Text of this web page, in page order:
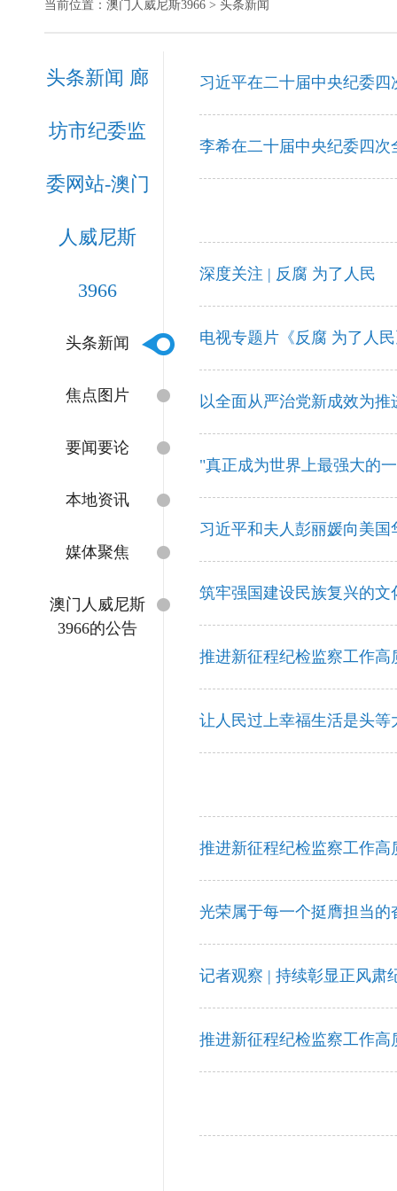
当前位置： 澳门人威尼斯3966 > 头条新闻
头条新闻 廊
坊市纪委监
委网站-澳门
人威尼斯
3966
头条新闻
焦点图片
要闻要论
本地资讯
媒体聚焦
澳门人威尼斯
3966的公告
习近平在二十届中央纪委
李希在二十届中央纪委四次
深度关注 | 反腐 为了人民
电视专题片《反腐 为了人
以全面从严治党新成效为
"真正成为世界上最强大的
习近平和夫人彭丽媛向美
筑牢强国建设民族复兴的
推进新征程纪检监察工作
让人民过上幸福生活是头等
推进新征程纪检监察工作
光荣属于每一个挺膺担当的
记者观察 | 持续彰显正风肃
推进新征程纪检监察工作